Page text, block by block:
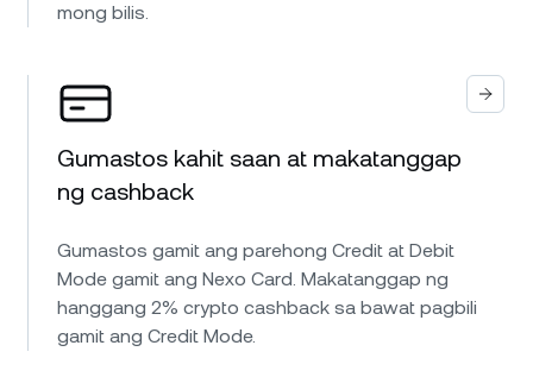
mong bilis.
Gumastos kahit saan at makatanggap
ng cashback
Gumastos gamit ang parehong Credit at Debit
Mode gamit ang Nexo Card. Makatanggap ng
hanggang 2% crypto cashback sa bawat pagbili
gamit ang Credit Mode.